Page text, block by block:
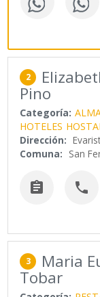
2
Pino
Categoría:
HOTELES
Dirección:
Comuna: San
 
3 Maria
Tobar